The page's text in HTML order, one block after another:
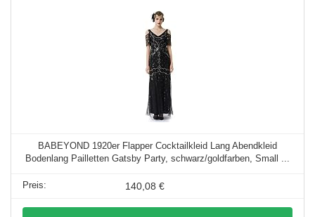
BABEYOND 1920er Flapper Cocktailkleid Lang Abendkleid
Bodenlang Pailletten Gatsby Party, schwarz/goldfarben, Small ...
140,08 €